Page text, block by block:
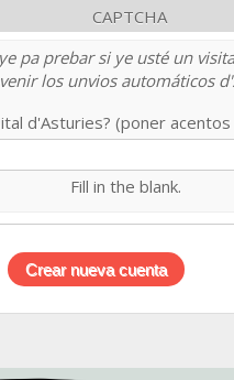
CAPTCHA
pa prebar si ye usté un
los unvios automáticos
d'Asturies? (poner
Fill in the blank.